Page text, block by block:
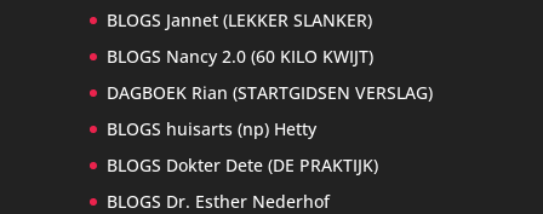
BLOGS Jannet (LEKKER SLANKER)
BLOGS Nancy 2.0 (60 KILO KWIJT)
DAGBOEK Rian (STARTGIDSEN VERSLAG)
BLOGS huisarts (np) Hetty
BLOGS Dokter Dete (DE PRAKTIJK)
BLOGS Dr. Esther Nederhof